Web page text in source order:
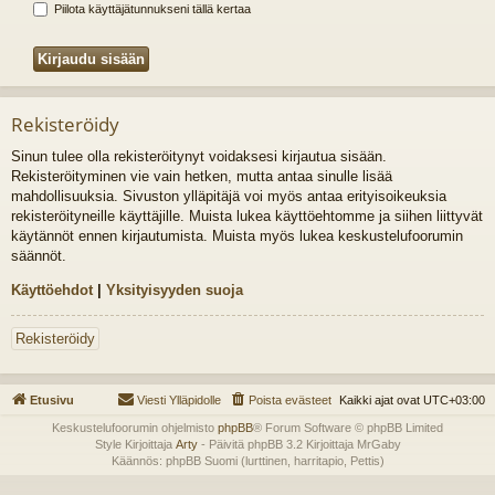
Piilota käyttäjätunnukseni tällä kertaa
Rekisteröidy
Sinun tulee olla rekisteröitynyt voidaksesi kirjautua sisään.
Rekisteröityminen vie vain hetken, mutta antaa sinulle lisää
mahdollisuuksia. Sivuston ylläpitäjä voi myös antaa erityisoikeuksia
rekisteröityneille käyttäjille. Muista lukea käyttöehtomme ja siihen liittyvät
käytännöt ennen kirjautumista. Muista myös lukea keskustelufoorumin
säännöt.
Käyttöehdot | Yksityisyyden suoja
Rekisteröidy
Etusivu Kaikki ajat ovat UTC+03:00
Poista evästeet
Viesti Ylläpidolle
Keskustelufoorumin ohjelmisto phpBB® Forum Software © phpBB Limited
Style Kirjoittaja Arty- Päivitä phpBB 3.2 Kirjoittaja MrGaby
Käännös: phpBB Suomi (lurttinen, harritapio, Pettis)